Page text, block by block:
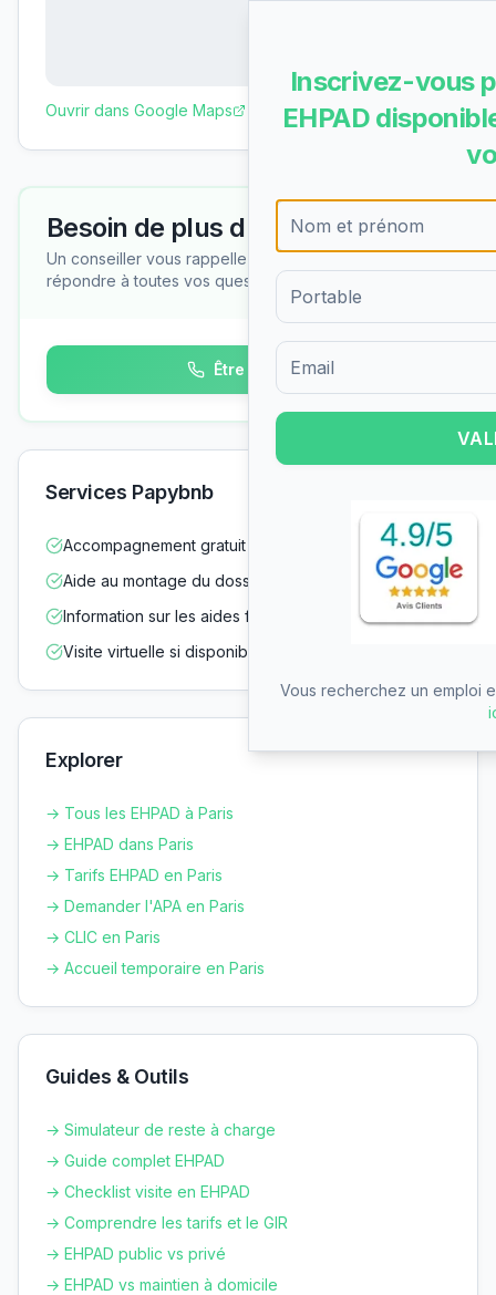
Ouvrir dans Google Maps
Besoin de plus d'informations ?
Un conseiller vous rappelle gratuitement pour
répondre à toutes vos questions
Être rappelé
Services Papybnb
Accompagnement gratuit dans vos démarches
Aide au montage du dossier d'admission
Information sur les aides financières
Visite virtuelle si disponible
Explorer
→ Tous les EHPAD à Paris
→ EHPAD dans Paris
→ Tarifs EHPAD en Paris
→ Demander l'APA en Paris
→ CLIC en Paris
→ Accueil temporaire en Paris
Guides & Outils
→ Simulateur de reste à charge
→ Guide complet EHPAD
→ Checklist visite en EHPAD
→ Comprendre les tarifs et le GIR
→ EHPAD public vs privé
→ EHPAD vs maintien à domicile
Inscrivez-vous
EHPAD
Formulaire d'inscription pour
Vous recherchez un emploi